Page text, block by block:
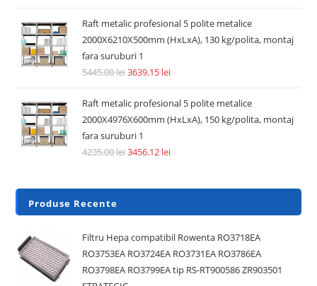
Raft metalic profesional 5 polite metalice
2000X6210X500mm (HxLxA), 130 kg/polita, montaj
fara suruburi 1
5445.00lei3639.15 lei
Raft metalic profesional 5 polite metalice
2000X4976X600mm (HxLxA), 150 kg/polita, montaj
fara suruburi 1
4235.00lei3456.12 lei
Produse Recente
Filtru Hepa compatibil Rowenta RO3718EA
RO3753EA RO3724EA RO3731EA RO3786EA
RO3798EA RO3799EA tip RS-RT900586 ZR903501